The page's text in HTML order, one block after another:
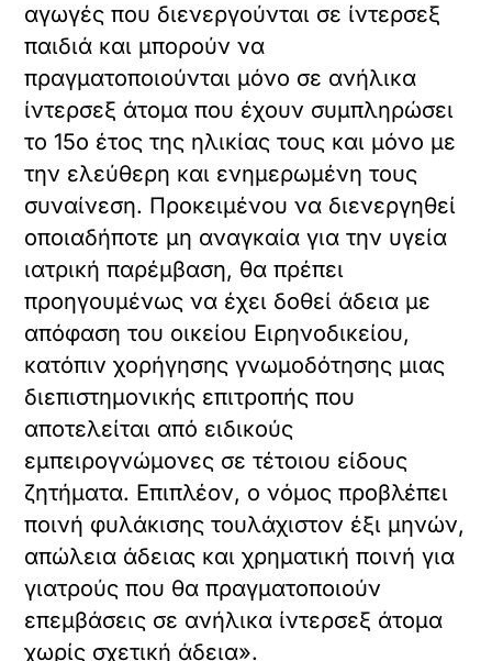
αγωγές που διενεργούνται σε ίντερσεξ
παιδιά και μπορούν να
πραγματοποιούνται μόνο σε ανήλικα
ίντερσεξ άτομα που έχουν συμπληρώσει
το 15ο έτος της ηλικίας τους και μόνο με
την ελεύθερη και ενημερωμένη τους
συναίνεση. Προκειμένου να διενεργηθεί
οποιαδήποτε μη αναγκαία για την υγεία
ιατρική παρέμβαση, θα πρέπει
προηγουμένως να έχει δοθεί άδεια με
απόφαση του οικείου Ειρηνοδικείου,
κατόπιν χορήγησης γνωμοδότησης μιας
διεπιστημονικής επιτροπής που
αποτελείται από ειδικούς
εμπειρογνώμονες σε τέτοιου είδους
ζητήματα. Επιπλέον, ο νόμος προβλέπει
ποινή φυλάκισης τουλάχιστον έξι μηνών,
απώλεια άδειας και χρηματική ποινή για
γιατρούς που θα πραγματοποιούν
επεμβάσεις σε ανήλικα ίντερσεξ άτομα
χωρίς σχετική άδεια».